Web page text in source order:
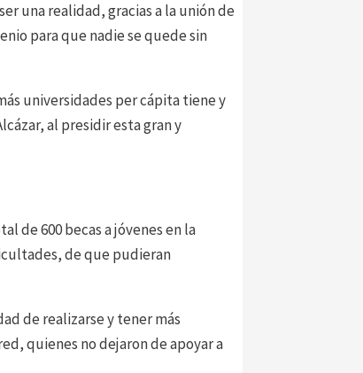
una realidad, gracias a la unión de
para que nadie se quede sin
universidades per cápita tiene y
al presidir esta gran y
de 600 becas a jóvenes en la
de que pudieran
de realizarse y tener más
quienes no dejaron de apoyar a